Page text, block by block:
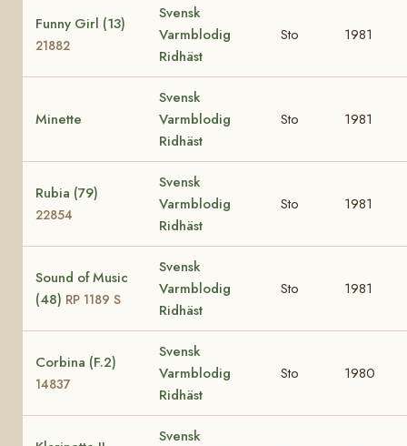
Funny Girl (13)
21882
Svensk
Varmblodig
Ridhäst
Sto 1981
Minette
Svensk
Varmblodig
Ridhäst
Sto 1981
Rubia (79)
22854
Svensk
Varmblodig
Ridhäst
Sto 1981
Sound of Music
(48) RP 1189 S
Svensk
Varmblodig
Ridhäst
Sto 1981
Corbina (F.2)
14837
Svensk
Varmblodig
Ridhäst
Sto 1980
Svensk